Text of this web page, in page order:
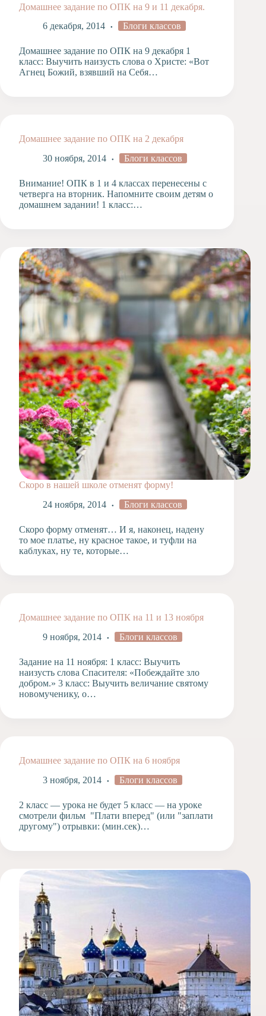
Домашнее задание по ОПК на 9 и 11 декабря.
6 декабря, 2014
Блоги классов
Домашнее задание по ОПК на 9 декабря 1
класс: Выучить наизусть слова о Христе: «Вот
Агнец Божий, взявший на Себя…
Домашнее задание по ОПК на 2 декабря
30 ноября, 2014
Блоги классов
Внимание! ОПК в 1 и 4 классах перенесены с
четверга на вторник. Напомните своим детям о
домашнем задании! 1 класс:…
Скоро в нашей школе отменят форму!
24 ноября, 2014
Блоги классов
Скоро форму отменят… И я, наконец, надену
то мое платье, ну красное такое, и туфли на
каблуках, ну те, которые…
Домашнее задание по ОПК на 11 и 13 ноября
9 ноября, 2014
Блоги классов
Задание на 11 ноября: 1 класс: Выучить
наизусть слова Спасителя: «Побеждайте зло
добром.» 3 класс: Выучить величание святому
новомученику, о…
Домашнее задание по ОПК на 6 ноября
3 ноября, 2014
Блоги классов
2 класс — урока не будет 5 класс — на уроке
смотрели фильм "Плати вперед" (или "заплати
другому") отрывки: (мин.сек)…